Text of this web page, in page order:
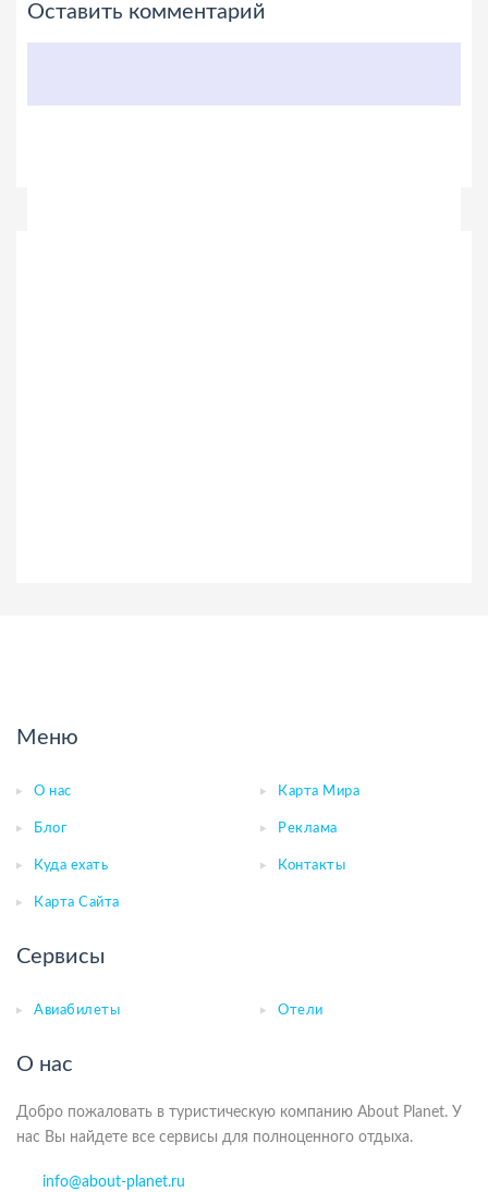
Оставить комментарий
Меню
О нас Карта Мира
Блог Реклама
Куда ехать Контакты
Карта Сайта
Сервисы
Авиабилеты Отели
О нас
Добро пожаловать в туристическую компанию About Planet. У
нас Вы найдете все сервисы для полноценного отдыха.
info@about-planet.ru